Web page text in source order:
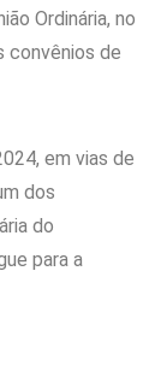
Ordinária, no
convênios de
em vias de
dos
do
para a